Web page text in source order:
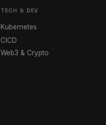
TECH & DEV
Kubernetes
CICD
Web3 & Crypto